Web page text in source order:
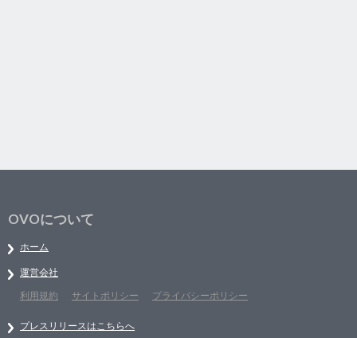
OVOについて
ホーム
運営会社
利用規約
サイトポリシー プライバシーポリシー
プレスリリースはこちらへ